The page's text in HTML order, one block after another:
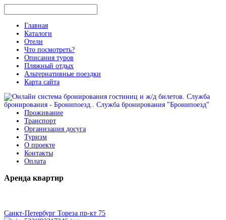
Главная
Каталоги
Отели
Что посмотреть?
Описания туров
Пляжный отдых
Альтернативные поездки
Карта сайта
Проживание
Транспорт
Организация досуга
Туризм
О проекте
Контакты
Оплата
Аренда квартир
Санкт-Петербург Тореза пр-кт 75